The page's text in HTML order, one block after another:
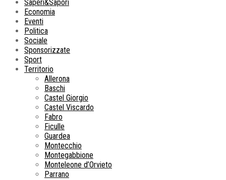
Saperi&Sapori
Economia
Eventi
Politica
Sociale
Sponsorizzate
Sport
Territorio
Allerona
Baschi
Castel Giorgio
Castel Viscardo
Fabro
Ficulle
Guardea
Montecchio
Montegabbione
Monteleone d’Orvieto
Parrano